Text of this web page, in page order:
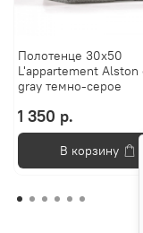
Полотенце 30х50
L'appartement Alston
gray темно-серое
1 350 р.
В корзину